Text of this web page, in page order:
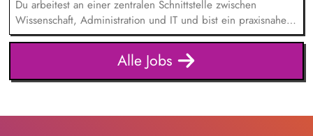
Du arbeitest an einer zentralen Schnittstelle zwischen
Wissenschaft, Administration und IT und bist ein praxisnaher
Allrounder in den verschiedenen Themenbereichen. In dieser
Rolle betreust Du unsere Bibliothek, entwickelst unser
Forschungsinformationssystem (FIS) und das institutionelle
Forschungsdatenmanagement (FDM) weiter. Du sicherst die
Alle Jobs